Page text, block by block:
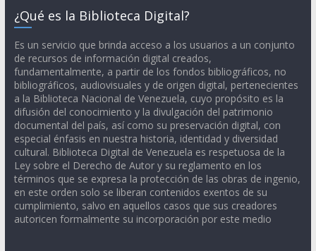
¿Qué es la Biblioteca Digital?
Es un servicio que brinda acceso a los usuarios a un conjunto
de recursos de información digital creados,
fundamentalmente, a partir de los fondos bibliográficos, no
bibliográficos, audiovisuales y de origen digital, pertenecientes
a la Biblioteca Nacional de Venezuela, cuyo propósito es la
difusión del conocimiento y la divulgación del patrimonio
documental del país, así como su preservación digital, con
especial énfasis en nuestra historia, identidad y diversidad
cultural. Biblioteca Digital de Venezuela es respetuosa de la
Ley sobre el Derecho de Autor y su reglamento en los
términos que se expresa la protección de las obras de ingenio,
en este orden solo se liberan contenidos exentos de su
cumplimiento, salvo en aquellos casos que sus creadores
autoricen formalmente su incorporación por este medio